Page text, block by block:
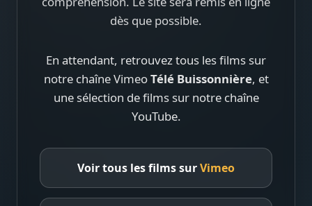
dès que possible.
En attendant, retrouvez tous les films sur
notre chaîne VimeoTélé Buissonnière, et
une sélection de films sur notre chaîne
YouTube.
Voir tous les films surVimeo